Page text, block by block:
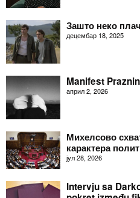
Зашто неко
децембар 18, 2025
Manifest
април 2, 2026
Михелсово
карактера
јул 28, 2026
Intervju sa